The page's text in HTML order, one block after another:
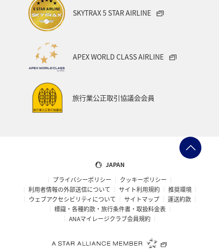
SKYTRAX 5 STAR AIRLINE
APEX WORLD CLASS AIRLINE
旅行業公正取引協議会会員
JAPAN
プライバシーポリシー
クッキーポリシー
利用者情報の外部送信について
サイト利用規約
推奨環境
ウェブアクセシビリティについて
サイトマップ
運送約款
標識・各種約款・旅行条件書・取扱料金表
ANAマイレージクラブ会員規約